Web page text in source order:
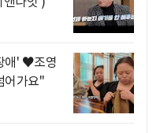
애' ♥조영
어가요"